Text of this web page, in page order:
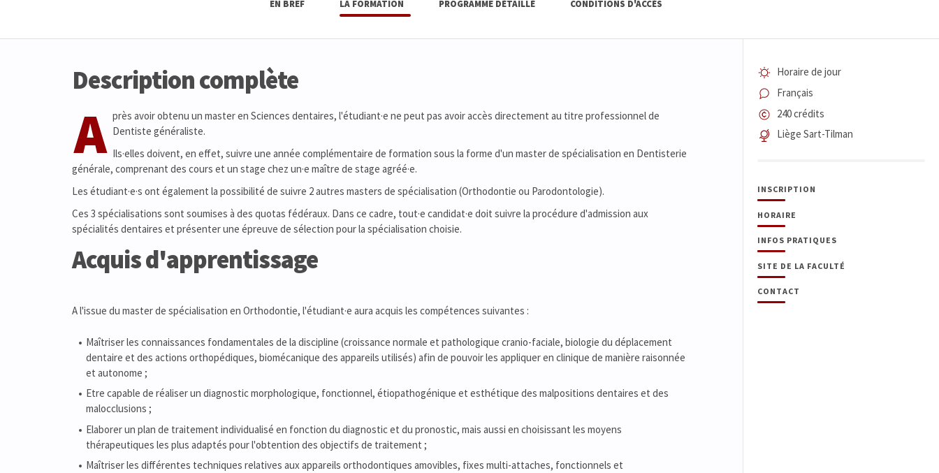
EN BREF LA FORMATION PROGRAMME DÉTAILLÉ CONDITIONS D'ACCÈS
Horaire de jour
Français
240 crédits
Liège Sart-Tilman
INSCRIPTION
HORAIRE
INFOS PRATIQUES
SITE DE LA FACULTÉ
CONTACT
Description complète
A près avoir obtenu un master en Sciences dentaires, l'étudiant·e ne peut pas avoir accès directement au titre professionnel de
Dentiste généraliste.
Ils·elles doivent, en effet, suivre une année complémentaire de formation sous la forme d'un master de spécialisation en Dentisterie
générale, comprenant des cours et un stage chez un·e maître de stage agréé·e.
Les étudiant·e·s ont également la possibilité de suivre 2 autres masters de spécialisation (Orthodontie ou Parodontologie).
Ces 3 spécialisations sont soumises à des quotas fédéraux. Dans ce cadre, tout·e candidat·e doit suivre la procédure d'admission aux
spécialités dentaires et présenter une épreuve de sélection pour la spécialisation choisie.
Acquis d'apprentissage
A l'issue du master de spécialisation en Orthodontie, l'étudiant·e aura acquis les compétences suivantes :
Maîtriser les connaissances fondamentales de la discipline (croissance normale et pathologique cranio-faciale, biologie du déplacement
dentaire et des actions orthopédiques, biomécanique des appareils utilisés) afin de pouvoir les appliquer en clinique de manière raisonnée
et autonome ;
Etre capable de réaliser un diagnostic morphologique, fonctionnel, étiopathogénique et esthétique des malpositions dentaires et des
malocclusions ;
Elaborer un plan de traitement individualisé en fonction du diagnostic et du pronostic, mais aussi en choisissant les moyens
thérapeutiques les plus adaptés pour l'obtention des objectifs de traitement ;
Maîtriser les différentes techniques relatives aux appareils orthodontiques amovibles, fixes multi-attaches, fonctionnels et